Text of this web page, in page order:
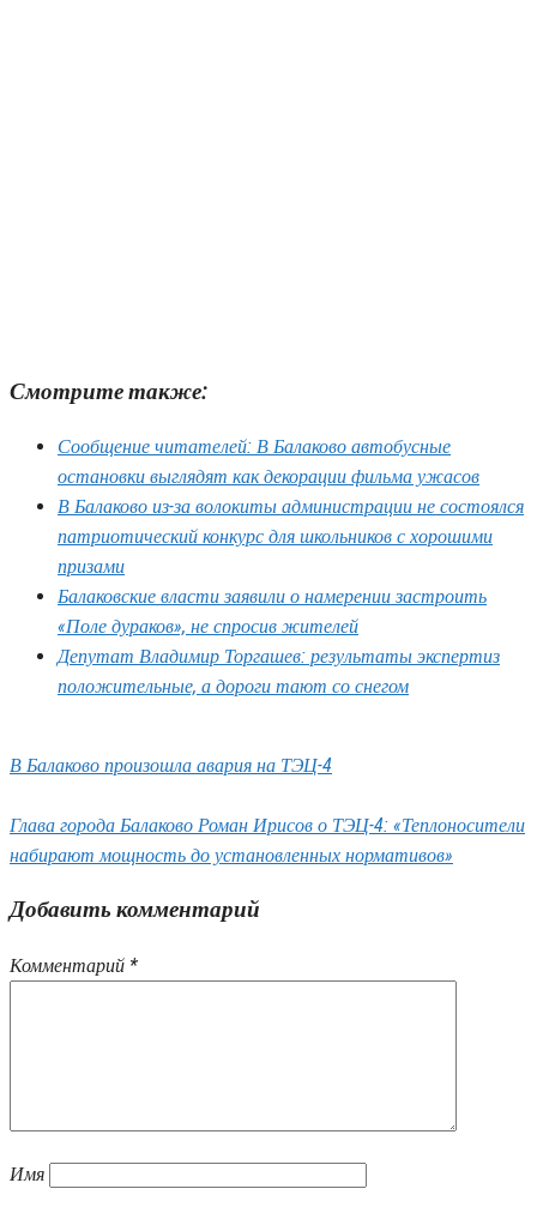
Смотрите также:
Сообщение читателей: В Балаково автобусные
остановки выглядят как декорации фильма ужасов
В Балаково из-за волокиты администрации не состоялся
патриотический конкурс для школьников с хорошими
призами
Балаковские власти заявили о намерении застроить
«Поле дураков», не спросив жителей
Депутат Владимир Торгашев: результаты экспертиз
положительные, а дороги тают со снегом
В Балаково произошла авария на ТЭЦ-4
Глава города Балаково Роман Ирисов о ТЭЦ-4: «Теплоносители
набирают мощность до установленных нормативов»
Добавить комментарий
Комментарий *
Имя